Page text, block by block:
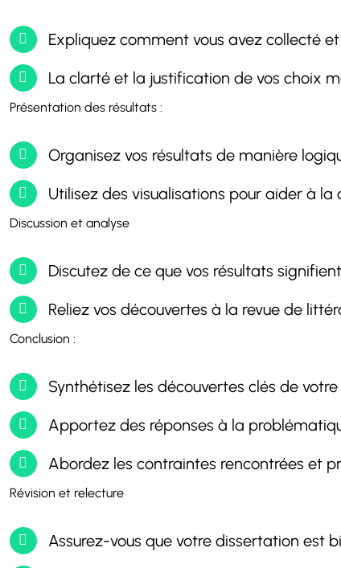
Expliquez comment vous avez collecté
La clarté et la justification de vos choix
Présentation des résultats :
Organisez vos résultats de manière
Utilisez des visualisations pour aider à
Discussion et analyse
Discutez de ce que vos résultats
Reliez vos découvertes à la revue de
Conclusion :
Synthétisez les découvertes clés de votre
Apportez des réponses à la
Abordez les contraintes rencontrées et
Révision et relecture
Assurez-vous que votre dissertation est